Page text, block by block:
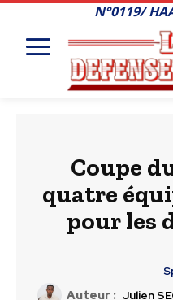
N°0119/
Coupe
quatre
pour les
Auteur : Julien